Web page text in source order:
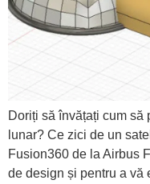
Doriți să învățați cum să
lunar? Ce zici de un
Fusion360 de la Airbus
de design și pentru a vă